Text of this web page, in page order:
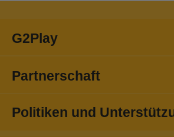
G2Play
Partnerschaft
Politiken und